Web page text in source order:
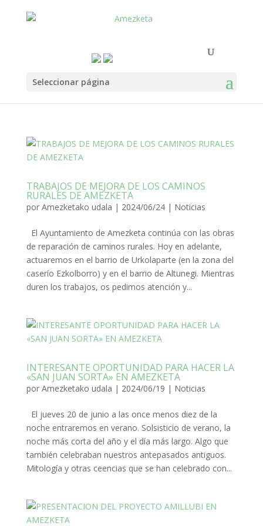
Seleccionar página
TRABAJOS DE MEJORA DE LOS CAMINOS
RURALES DE AMEZKETA
por Amezketako udala | 2024/06/24| Noticias
El Ayuntamiento de Amezketa continúa con las obras
de reparación de caminos rurales. Hoy en adelante,
actuaremos en el barrio de Urkolaparte (en la zona del
caserío Ezkolborro) y en el barrio de Altunegi. Mientras
duren los trabajos, os pedimos atención y...
INTERESANTE OPORTUNIDAD PARA HACER LA
«SAN JUAN SORTA» EN AMEZKETA
por Amezketako udala | 2024/06/19 | Noticias
El jueves 20 de junio a las once menos diez de la
noche entraremos en verano. Solsisticio de verano, la
noche más corta del año y el día más largo. Algo que
también celebraban nuestros antepasados antiguos.
Mitología y otras ceencias que se han celebrado con...